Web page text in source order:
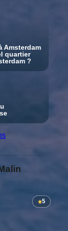
Amsterdam
quartier
?
5